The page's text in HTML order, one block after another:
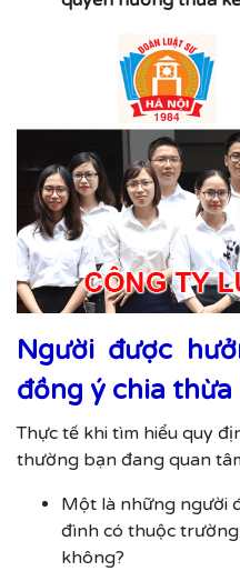
Người được
đồng ý chia thừa
Thực tế khi tìm hiểu quy
thường bạn đang quan
Một là những người
đình có thuộc
không?